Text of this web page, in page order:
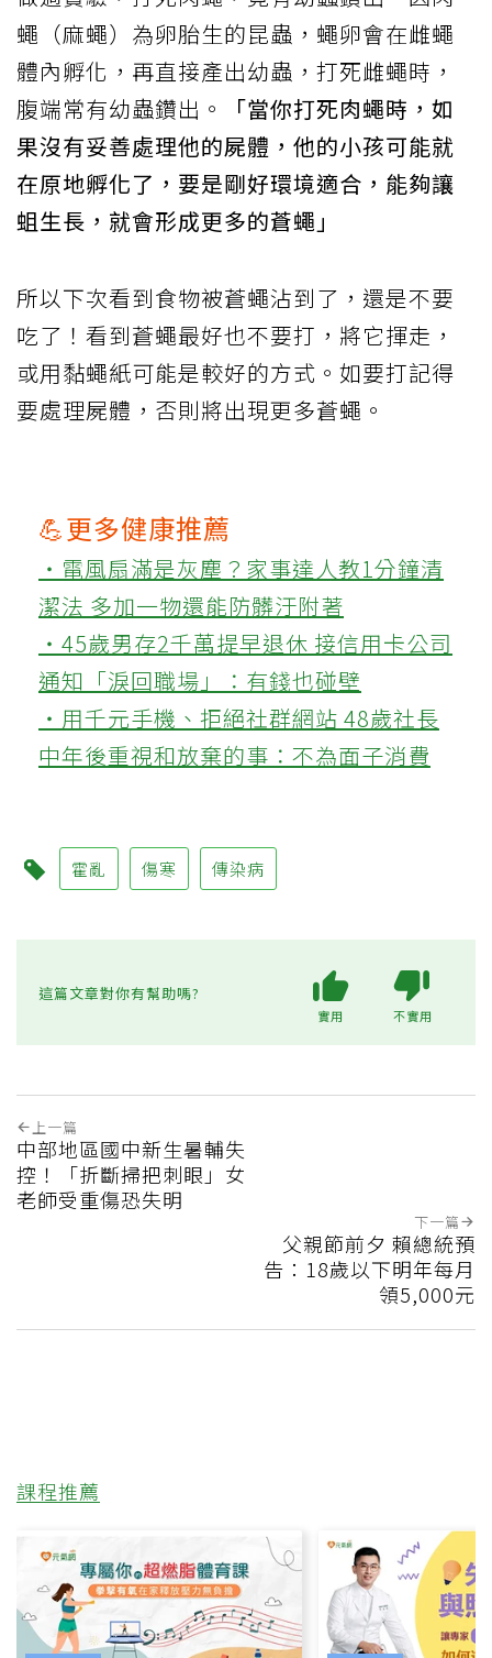
蠅（麻蠅）為卵胎生的昆蟲，蠅卵會在雌蠅
體內孵化，再直接產出幼蟲，打死雌蠅時，
腹端常有幼蟲鑽出。
「當你打死肉蠅時，如
果沒有妥善處理他的屍體，他的小孩可能就
在原地孵化了，要是剛好環境適合，能夠讓
蛆生長，就會形成更多的蒼蠅」
所以下次看到食物被蒼蠅沾到了，還是不要
吃了！看到蒼蠅最好也不要打，將它揮走，
或用黏蠅紙可能是較好的方式。如要打記得
要處理屍體，否則將出現更多蒼蠅。
💪更多健康推薦
‧電風扇滿是灰塵？家事達人教1分鐘清
潔法 多加一物還能防髒汙附著
‧45歲男存2千萬提早退休 接信用卡公司
通知「淚回職場」：有錢也碰壁
‧用千元手機、拒絕社群網站 48歲社長
中年後重視和放棄的事：不為面子消費
霍亂 傷寒 傳染病
這篇文章對你有幫助嗎?
實用 不實用
上一篇
中部地區國中新生暑輔失
控！「折斷掃把刺眼」女
老師受重傷恐失明
下一篇
父親節前夕 賴總統預
告：18歲以下明年每月
領5,000元
課程推薦